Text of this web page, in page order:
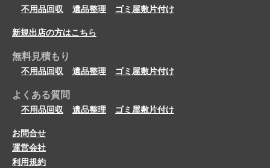
不用品回収 遺品整理 ゴミ屋敷片付け
新規出店の方はこちら
無料見積もり
不用品回収 遺品整理 ゴミ屋敷片付け
よくある質問
不用品回収 遺品整理 ゴミ屋敷片付け
お問合せ
運営会社
利用規約